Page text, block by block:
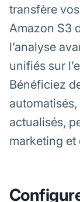
transfère
Amazon S3
l’analyse
unifiés sur
Bénéficiez
actualisés,
marketing et